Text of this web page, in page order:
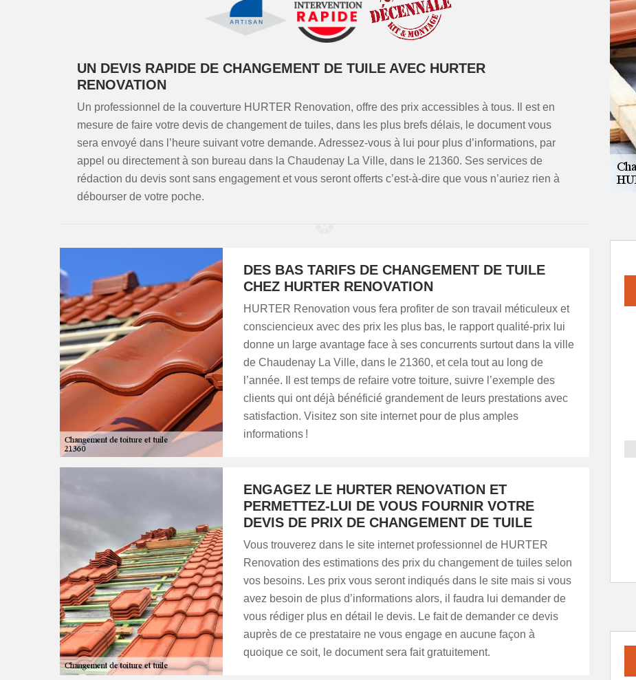
UN DEVIS RAPIDE DE CHANGEMENT DE TUILE AVEC HURTER
RENOVATION
Un professionnel de la couverture HURTER Renovation, offre des prix accessibles à tous. Il est en
mesure de faire votre devis de changement de tuiles, dans les plus brefs délais, le document vous
sera envoyé dans l’heure suivant votre demande. Adressez-vous à lui pour plus d’informations, par
appel ou directement à son bureau dans la Chaudenay La Ville, dans le 21360. Ses services de
rédaction du devis sont sans engagement et vous seront offerts c’est-à-dire que vous n’auriez rien à
débourser de votre poche.
DES BAS TARIFS DE CHANGEMENT DE TUILE
CHEZ HURTER RENOVATION
HURTER Renovation vous fera profiter de son travail méticuleux et
consciencieux avec des prix les plus bas, le rapport qualité-prix lui
donne un large avantage face à ses concurrents surtout dans la ville
de Chaudenay La Ville, dans le 21360, et cela tout au long de
l’année. Il est temps de refaire votre toiture, suivre l’exemple des
clients qui ont déjà bénéficié grandement de leurs prestations avec
satisfaction. Visitez son site internet pour de plus amples
informations !
ENGAGEZ LE HURTER RENOVATION ET
PERMETTEZ-LUI DE VOUS FOURNIR VOTRE
DEVIS DE PRIX DE CHANGEMENT DE TUILE
Vous trouverez dans le site internet professionnel de HURTER
Renovation des estimations des prix du changement de tuiles selon
vos besoins. Les prix vous seront indiqués dans le site mais si vous
avez besoin de plus d’informations alors, il faudra lui demander de
vous rédiger plus en détail le devis. Le fait de demander ce devis
auprès de ce prestataire ne vous engage en aucune façon à
quoique ce soit, le document sera fait gratuitement.